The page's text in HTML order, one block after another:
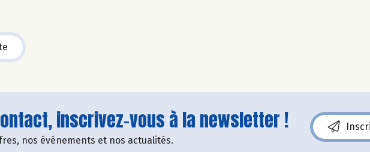
inscrivez-vous à la newsletter !
nos événements et nos actualités.